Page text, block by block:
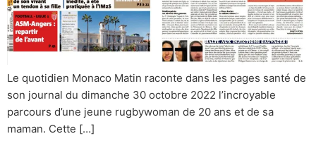
Le quotidien Monaco Matin raconte dans les pages santé de
son journal du dimanche 30 octobre 2022 l’incroyable
parcours d’une jeune rugbywoman de 20 ans et de sa
maman. Cette […]